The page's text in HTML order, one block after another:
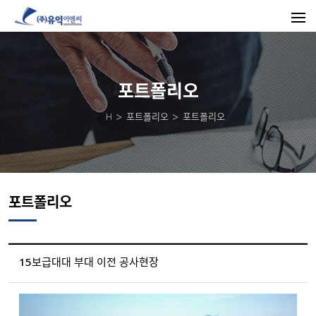
포트폴리오
H 포트폴리오 포트폴리오
포트폴리오
15보급대대 부대 이전 공사현장